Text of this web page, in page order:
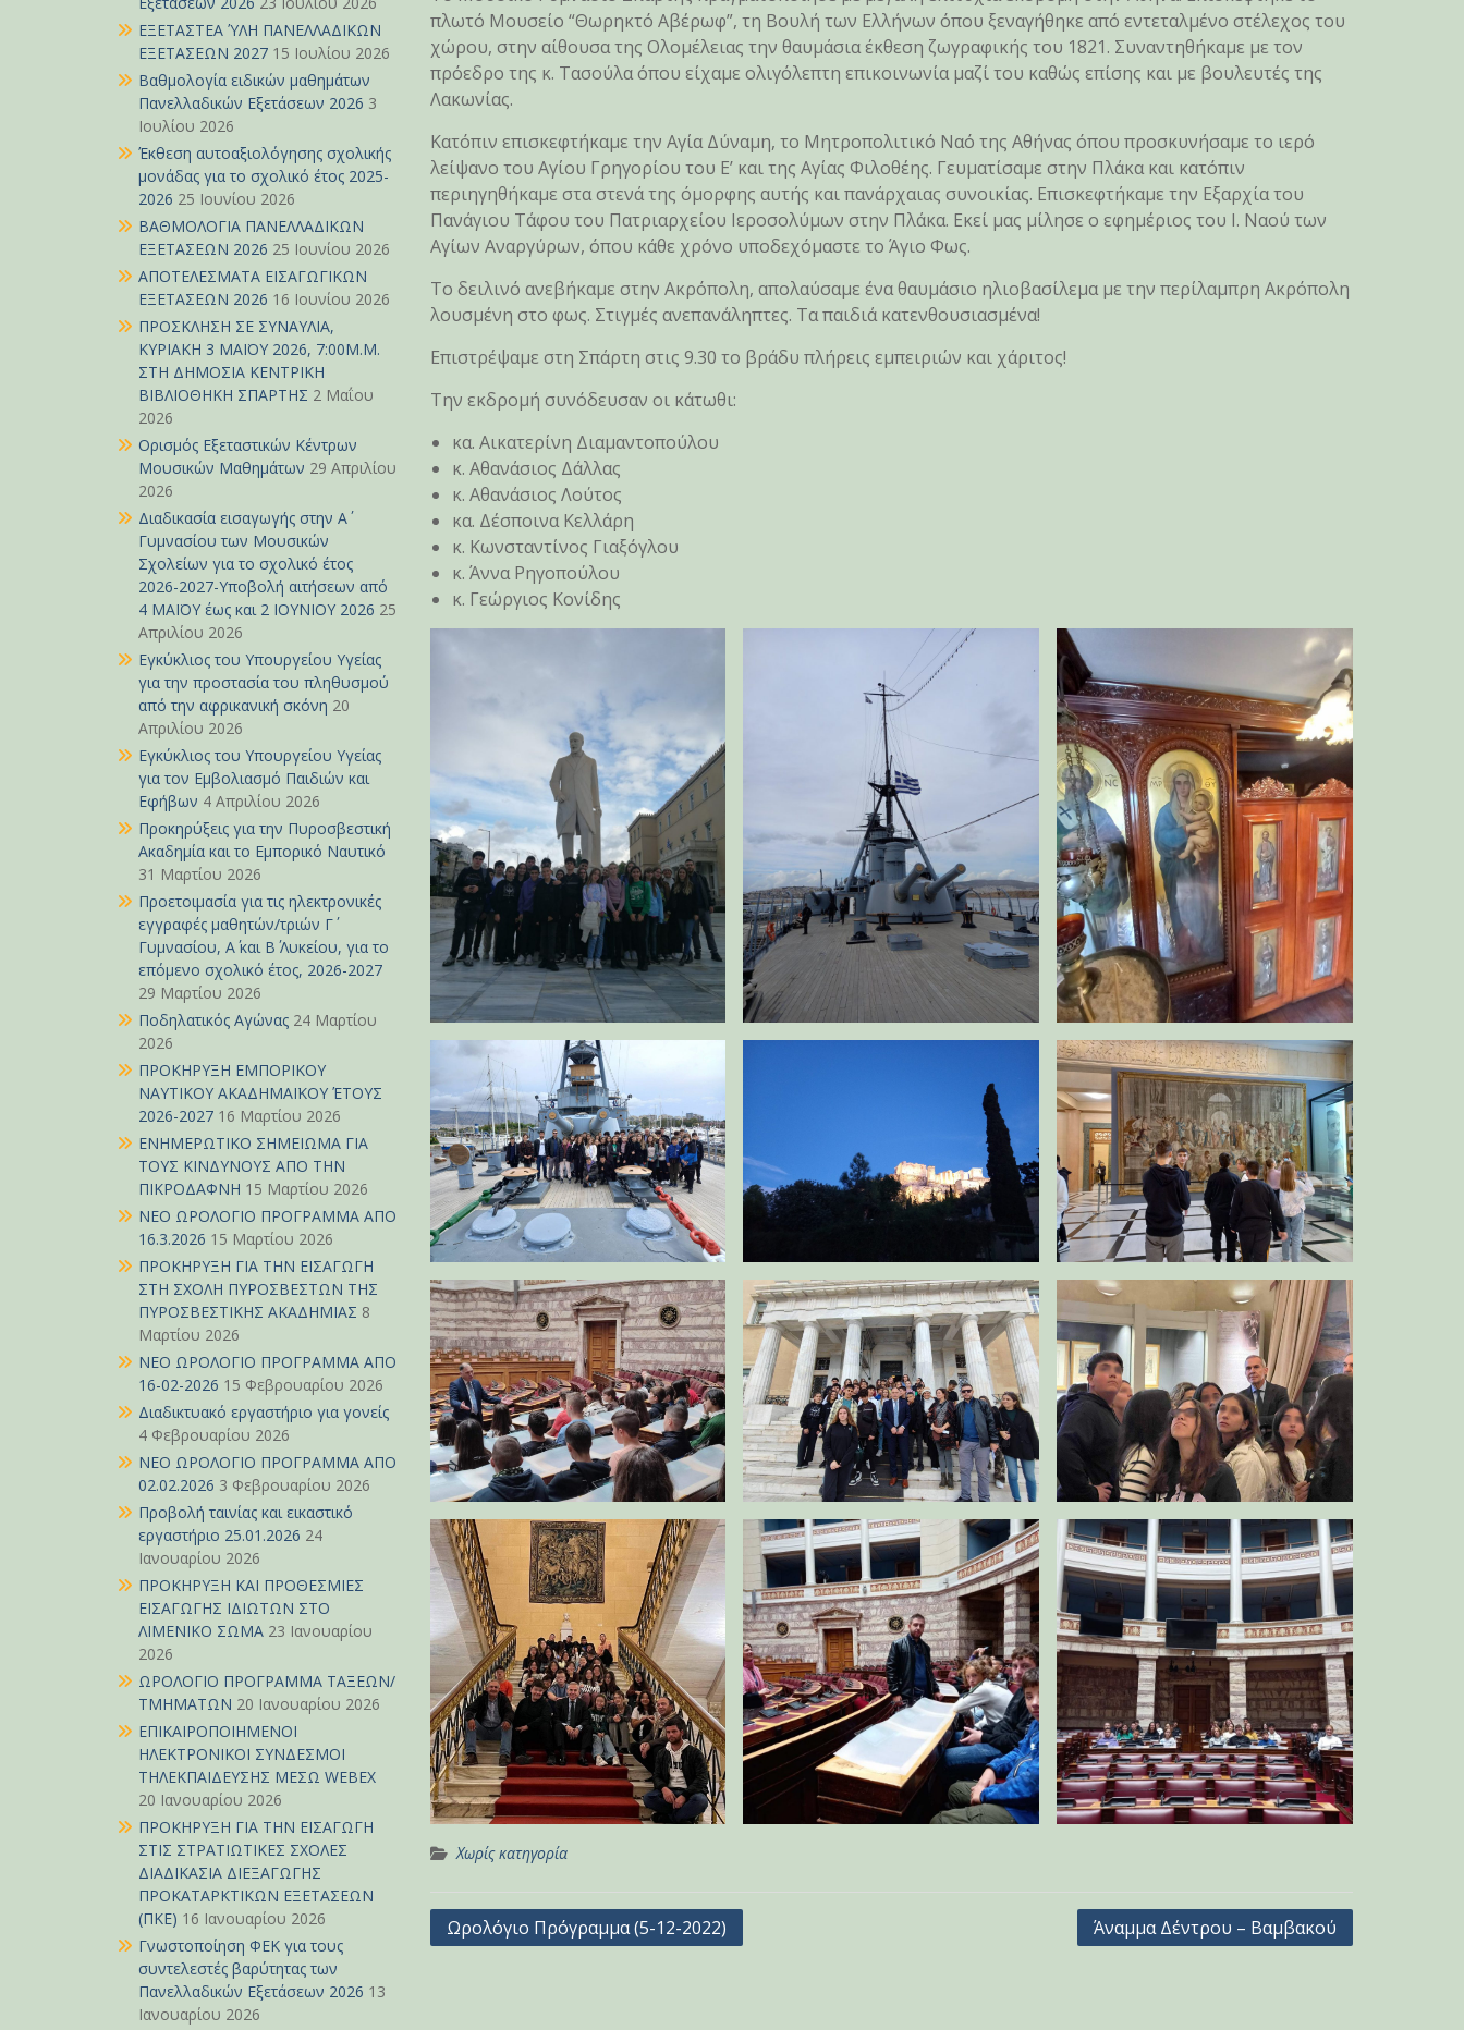
πλωτό Μουσείο “Θωρηκτό Αβέρωφ”, τη Βουλή των Ελλήνων όπου ξεναγήθηκε από εντεταλμένο στέλεχος του
χώρου, στην αίθουσα της Ολομέλειας την θαυμάσια έκθεση ζωγραφικής του 1821. Συναντηθήκαμε με τον
πρόεδρο της κ. Τασούλα όπου είχαμε ολιγόλεπτη επικοινωνία μαζί του καθώς επίσης και με βουλευτές της
Λακωνίας.
Κατόπιν επισκεφτήκαμε την Αγία Δύναμη, το Μητροπολιτικό Ναό της Αθήνας όπου προσκυνήσαμε το ιερό
λείψανο του Αγίου Γρηγορίου του Ε’ και της Αγίας Φιλοθέης. Γευματίσαμε στην Πλάκα και κατόπιν
περιηγηθήκαμε στα στενά της όμορφης αυτής και πανάρχαιας συνοικίας. Επισκεφτήκαμε την Εξαρχία του
Πανάγιου Τάφου του Πατριαρχείου Ιεροσολύμων στην Πλάκα. Εκεί μας μίλησε ο εφημέριος του Ι. Ναού των
Αγίων Αναργύρων, όπου κάθε χρόνο υποδεχόμαστε το Άγιο Φως.
Το δειλινό ανεβήκαμε στην Ακρόπολη, απολαύσαμε ένα θαυμάσιο ηλιοβασίλεμα με την περίλαμπρη Ακρόπολη
λουσμένη στο φως. Στιγμές ανεπανάληπτες. Τα παιδιά κατενθουσιασμένα!
Επιστρέψαμε στη Σπάρτη στις 9.30 το βράδυ πλήρεις εμπειριών και χάριτος!
Την εκδρομή συνόδευσαν οι κάτωθι:
κα. Αικατερίνη Διαμαντοπούλου
κ. Αθανάσιος Δάλλας
κ. Αθανάσιος Λούτος
κα. Δέσποινα Κελλάρη
κ. Κωνσταντίνος Γιαξόγλου
κ. Άννα Ρηγοπούλου
κ. Γεώργιος Κονίδης
Χωρίς κατηγορία
Πλοήγηση
Ωρολόγιο Πρόγραμμα (5-12-2022) Άναμμα Δέντρου – Βαμβακού
ΕΞΕΤΑΣΤΕΑ ΎΛΗ ΠΑΝΕΛΛΑΔΙΚΩΝ
ΕΞΕΤΑΣΕΩΝ 2027 15 Ιουλίου 2026
Βαθμολογία ειδικών μαθημάτων
Πανελλαδικών Εξετάσεων 2026 3
Ιουλίου 2026
Έκθεση αυτοαξιολόγησης σχολικής
μονάδας για το σχολικό έτος 2025-
2026 25 Ιουνίου 2026
ΒΑΘΜΟΛΟΓΙΑ ΠΑΝΕΛΛΑΔΙΚΩΝ
ΕΞΕΤΑΣΕΩΝ 2026 25 Ιουνίου 2026
ΑΠΟΤΕΛΕΣΜΑΤΑ ΕΙΣΑΓΩΓΙΚΩΝ
ΕΞΕΤΑΣΕΩΝ 2026 16 Ιουνίου 2026
ΠΡΟΣΚΛΗΣΗ ΣΕ ΣΥΝΑΥΛΙΑ,
ΚΥΡΙΑΚΗ 3 ΜΑΪΟΥ 2026, 7:00Μ.Μ.
ΣΤΗ ΔΗΜΟΣΙΑ ΚΕΝΤΡΙΚΗ
ΒΙΒΛΙΟΘΗΚΗ ΣΠΑΡΤΗΣ 2 Μαΐου
2026
Ορισμός Εξεταστικών Κέντρων
Μουσικών Μαθημάτων 29 Απριλίου
2026
Διαδικασία εισαγωγής στην Α΄
Γυμνασίου των Μουσικών
Σχολείων για το σχολικό έτος
2026-2027-Υποβολή αιτήσεων από
4 ΜΑΪΟΥ έως και 2 ΙΟΥΝΙΟΥ 2026 25
Απριλίου 2026
Εγκύκλιος του Υπουργείου Υγείας
για την προστασία του πληθυσμού
από την αφρικανική σκόνη 20
Απριλίου 2026
Εγκύκλιος του Υπουργείου Υγείας
για τον Εμβολιασμό Παιδιών και
Εφήβων 4 Απριλίου 2026
Προκηρύξεις για την Πυροσβεστική
Ακαδημία και το Εμπορικό Ναυτικό
31 Μαρτίου 2026
Προετοιμασία για τις ηλεκτρονικές
εγγραφές μαθητών/τριών Γ΄
Γυμνασίου, Α΄ και Β΄ Λυκείου, για το
επόμενο σχολικό έτος, 2026-2027
29 Μαρτίου 2026
Ποδηλατικός Αγώνας 24 Μαρτίου
2026
ΠΡΟΚΗΡΥΞΗ ΕΜΠΟΡΙΚΟΥ
ΝΑΥΤΙΚΟΥ ΑΚΑΔΗΜΑΪΚΟΥ ΈΤΟΥΣ
2026-2027 16 Μαρτίου 2026
ΕΝΗΜΕΡΩΤΙΚΟ ΣΗΜΕΙΩΜΑ ΓΙΑ
ΤΟΥΣ ΚΙΝΔΥΝΟΥΣ ΑΠΟ ΤΗΝ
ΠΙΚΡΟΔΑΦΝΗ 15 Μαρτίου 2026
ΝΕΟ ΩΡΟΛΟΓΙΟ ΠΡΟΓΡΑΜΜΑ ΑΠΟ
16.3.2026 15 Μαρτίου 2026
ΠΡΟΚΗΡΥΞΗ ΓΙΑ ΤΗΝ ΕΙΣΑΓΩΓΗ
ΣΤΗ ΣΧΟΛΗ ΠΥΡΟΣΒΕΣΤΩΝ ΤΗΣ
ΠΥΡΟΣΒΕΣΤΙΚΗΣ ΑΚΑΔΗΜΙΑΣ 8
Μαρτίου 2026
ΝΕΟ ΩΡΟΛΟΓΙΟ ΠΡΟΓΡΑΜΜΑ ΑΠΟ
16-02-2026 15 Φεβρουαρίου 2026
Διαδικτυακό εργαστήριο για γονείς
4 Φεβρουαρίου 2026
ΝΕΟ ΩΡΟΛΟΓΙΟ ΠΡΟΓΡΑΜΜΑ ΑΠΟ
02.02.2026 3 Φεβρουαρίου 2026
Προβολή ταινίας και εικαστικό
εργαστήριο 25.01.2026 24
Ιανουαρίου 2026
ΠΡΟΚΗΡΥΞΗ ΚΑΙ ΠΡΟΘΕΣΜΙΕΣ
ΕΙΣΑΓΩΓΗΣ ΙΔΙΩΤΩΝ ΣΤΟ
ΛΙΜΕΝΙΚΟ ΣΩΜΑ 23 Ιανουαρίου
2026
ΩΡΟΛΟΓΙΟ ΠΡΟΓΡΑΜΜΑ ΤΑΞΕΩΝ/
ΤΜΗΜΑΤΩΝ 20 Ιανουαρίου 2026
ΕΠΙΚΑΙΡΟΠΟΙΗΜΕΝΟΙ
ΗΛΕΚΤΡΟΝΙΚΟΙ ΣΥΝΔΕΣΜΟΙ
ΤΗΛΕΚΠΑΙΔΕΥΣΗΣ ΜΕΣΩ WEBEX
20 Ιανουαρίου 2026
ΠΡΟΚΗΡΥΞΗ ΓΙΑ ΤΗΝ ΕΙΣΑΓΩΓΗ
ΣΤΙΣ ΣΤΡΑΤΙΩΤΙΚΕΣ ΣΧΟΛΕΣ
ΔΙΑΔΙΚΑΣΙΑ ΔΙΕΞΑΓΩΓΗΣ
ΠΡΟΚΑΤΑΡΚΤΙΚΩΝ ΕΞΕΤΑΣΕΩΝ
(ΠΚΕ) 16 Ιανουαρίου 2026
Γνωστοποίηση ΦΕΚ για τους
συντελεστές βαρύτητας των
Πανελλαδικών Εξετάσεων 2026 13
Ιανουαρίου 2026